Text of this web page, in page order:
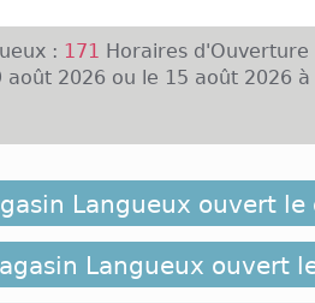
: 171 Horaires
2026 ou le 15 août 2026 à
ville compte près de
vivre dans un
ville jeune qui connait un
sans doute la présence
niveau du tissu économique,
Langueux ouvert le
Langueux ouvert